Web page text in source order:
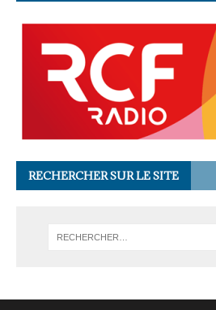
RECHERCHER SUR LE SITE